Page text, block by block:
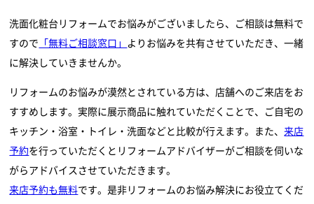
洗面化粧台リフォームでお悩みがございましたら、ご相談は無料で
すので
「無料ご相談窓口」
よりお悩みを共有させていただき、一緒
に解決していきませんか。
リフォームのお悩みが漠然とされている方は、店舗へのご来店をお
すすめします。実際に展示商品に触れていただくことで、ご自宅の
キッチン・浴室・トイレ・洗面などと比較が行えます。また、来店
予約を行っていただくとリフォームアドバイザーがご相談を伺いな
がらアドバイスさせていただきます。
来店予約も無料です。是非リフォームのお悩み解決にお役立てくだ